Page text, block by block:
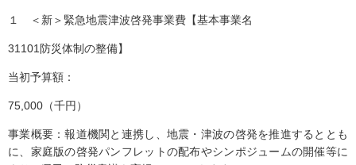
１ ＜新＞緊急地震津波啓発事業費【基本事業名
31101防災体制の整備】
当初予算額：
75,000（千円）
事業概要：報道機関と連携し、地震・津波の啓発を推進するととも
に、家庭版の啓発パンフレットの配布やシンポジュームの開催等に